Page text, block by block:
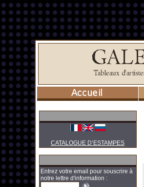
CATALOGUE D’ESTAMPES
Entrez votre email pour souscrire à
notre lettre d'information :